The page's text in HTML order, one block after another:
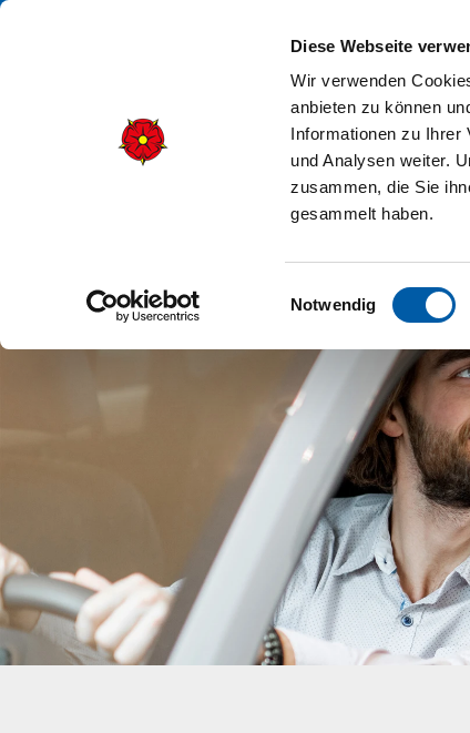
Diese Webseite
Wir verwenden
anbieten zu können
Informationen zu Ihrer
und Analysen weiter.
zusammen, die Sie
gesammelt haben.
Einwilligungsauswahl
Notwendig